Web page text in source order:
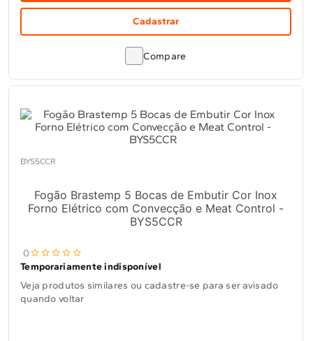
Cadastrar
Compare
BYS5CCR
Fogão Brastemp 5 Bocas de Embutir Cor Inox
Forno Elétrico com Convecção e Meat Control -
BYS5CCR
0
Temporariamente indisponível
Veja produtos similares ou cadastre-se para ser avisado
quando voltar